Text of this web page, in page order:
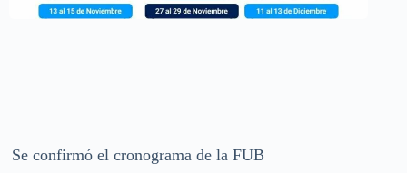
Se confirmó el cronograma de la FUB